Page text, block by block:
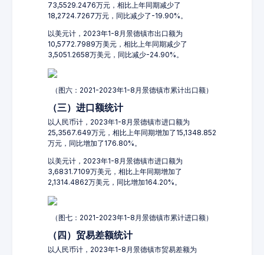
73,5529.2476万元，相比上年同期减少了
18,2724.7267万元，同比减少了-19.90%。
以美元计，2023年1-8月景德镇市出口额为
10,5772.7989万美元，相比上年同期减少了
3,5051.2658万美元，同比减少-24.90%。
（图六：2021-2023年1-8月景德镇市累计出口额）
（三）进口额统计
以人民币计，2023年1-8月景德镇市进口额为
25,3567.649万元，相比上年同期增加了15,1348.852
万元，同比增加了176.80%。
以美元计，2023年1-8月景德镇市进口额为
3,6831.7109万美元，相比上年同期增加了
2,1314.4862万美元，同比增加164.20%。
（图七：2021-2023年1-8月景德镇市累计进口额）
（四）贸易差额统计
以人民币计，2023年1-8月景德镇市贸易差额为